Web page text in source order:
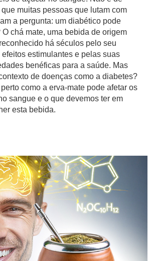
muitas pessoas que lutam com
a pergunta: um diabético pode
O chá mate, uma bebida de origem
há séculos pelo seu
estimulantes e pelas suas
benéficas para a saúde. Mas
de doenças como a diabetes?
como a erva-mate pode afetar os
sangue e o que devemos ter em
esta bebida.